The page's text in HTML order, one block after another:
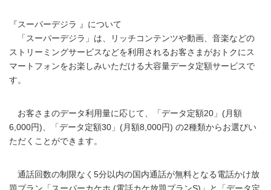
『スーパーデジラ 』について
「スーパーデジラ」は、リッチコンテンツや動画、音楽などの
ストリーミングサービスなどを利用されるお客さまがおトクにス
マートフォンをお楽しみいただける大容量データ定額サービスで
す。
お客さまのデータ利用量に応じて、「データ定額20」(月額
6,000円)、「データ定額30」(月額8,000円) の2種類からお選びい
ただくことができます。
通話回数の制限なく5分以内の国内通話が無料となる電話かけ放